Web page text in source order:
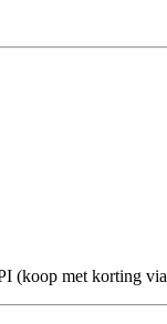
(koop met korting via